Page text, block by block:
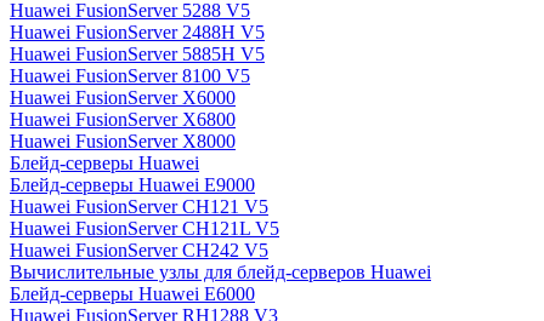
Huawei FusionServer 5288 V5
Huawei FusionServer 2488H V5
Huawei FusionServer 5885H V5
Huawei FusionServer 8100 V5
Huawei FusionServer X6000
Huawei FusionServer X6800
Huawei FusionServer X8000
Блейд-серверы Huawei
Блейд-серверы Huawei E9000
Huawei FusionServer CH121 V5
Huawei FusionServer CH121L V5
Huawei FusionServer CH242 V5
Вычислительные узлы для блейд-серверов Huawei
Блейд-серверы Huawei E6000
Huawei FusionServer RH1288 V3